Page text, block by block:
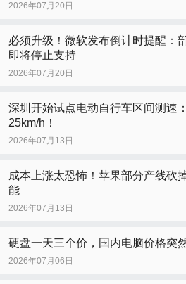
2026年07月20日
必须升级！微软发布倒计时提醒：
即将停止支持
2026年07月20日
深圳开始试点电动自行车区间测速
25km/h！
2026年07月13日
成本上涨太恐怖！苹果部分产线砍
能
2026年07月13日
硬盘一天三个价，国内电脑价格突
2026年07月06日